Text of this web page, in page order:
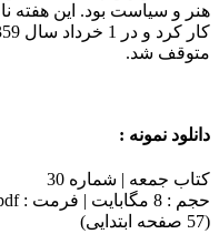
متوقف شد.
دانلود نمونه :
کتاب جمعه | شماره 30
حجم : 8 مگابایت | فرمت : pdf
(57 صفحه ابتدایی)